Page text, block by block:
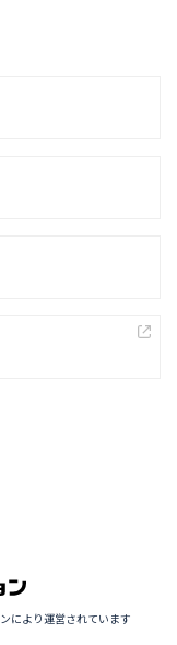
により運営されています